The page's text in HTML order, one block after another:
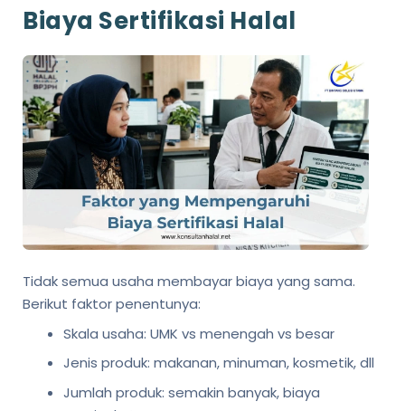
Biaya Sertifikasi Halal
Tidak semua usaha membayar biaya yang sama.
Berikut faktor penentunya:
Skala usaha: UMK vs menengah vs besar
Jenis produk: makanan, minuman, kosmetik, dll
Jumlah produk: semakin banyak, biaya